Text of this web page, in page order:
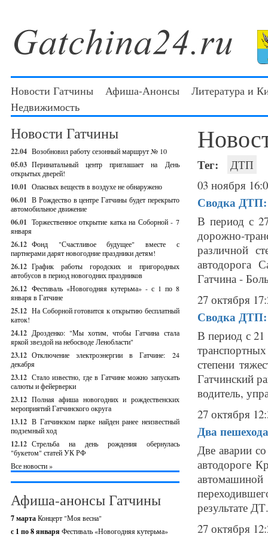
Новости Гатчины Афиша-Анонсы
Литература и
Недвижимость
Новости Гатчины
22.04 Возобновил работу сезонный маршрут № 10
05.03 Перинатальный центр приглашает на День
открытых дверей!
10.01 Опасных веществ в воздухе не обнаружено
06.01 В Рождество в центре Гатчины будет перекрыто
автомобильное движение
06.01 Торжественное открытие катка на Соборной - 7
января
26.12 Фонд "Счастливое будущее" вместе с
партнерами дарят новогодние праздники детям!
26.12 График работы городских и пригородных
автобусов в период новогодних праздников
26.12 Фестиваль «Новогодняя кутерьма» - с 1 по 8
января в Гатчине
25.12 На Соборной готовится к открытию бесплатный
каток!
24.12 Дрозденко: "Мы хотим, чтобы Гатчина стала
яркой звездой на небосводе Ленобласти"
23.12 Отключение электроэнергии в Гатчине: 24
декабря
23.12 Стало известно, где в Гатчине можно запускать
салюты и фейерверки
23.12 Полная афиша новогодних и рождественских
мероприятий Гатчинского округа
13.12 В Гатчинском парке найден ранее неизвестный
подземный ход
12.12 Стрельба на день рождения обернулась
"букетом" статей УК РФ
Все новости »
Афиша-анонсы Гатчины
7 мартаКонцерт "Моя весна"
с 1 по 8 января Фестиваль «Новогодняя кутерьма»
Тег:
ДТП
03 ноября
Сводка ДТП:
В период с
дорожно-
различной
автодорога
Гатчина -
27 октября
Сводка ДТП:
В период с 21
степени
Гатчинский
водитель,
27 октября
Два
Две аварии
автодороге
результате
27 октября